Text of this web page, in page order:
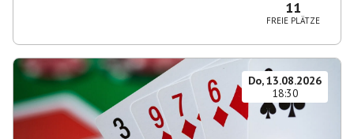
11
FREIE PLÄTZE
Do, 13.08.2026
18:30